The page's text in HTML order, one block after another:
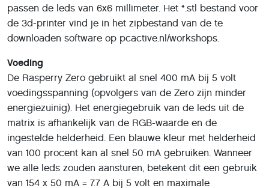
passen de leds van 6x6 millimeter. Het *.stl bestand voor
de 3d-printer vind je in het zipbestand van de te
downloaden software op pcactive.nl/workshops.
Voeding
De Rasperry Zero gebruikt al snel 400 mA bij 5 volt
voedingsspanning (opvolgers van de Zero zijn minder
energiezuinig). Het energiegebruik van de leds uit de
matrix is afhankelijk van de RGB-waarde en de
ingestelde helderheid. Een blauwe kleur met helderheid
van 100 procent kan al snel 50 mA gebruiken. Wanneer
we alle leds zouden aansturen, betekent dit een gebruik
van 154 x 50 mA = 7.7 A bij 5 volt en maximale